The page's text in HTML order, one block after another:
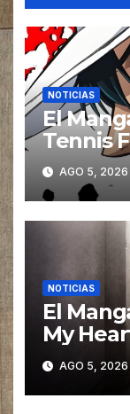
NOTICIAS
El
Tennis
años
AGO 5, 2026
NOTICIAS
El
My
en tan
AGO 5, 2026